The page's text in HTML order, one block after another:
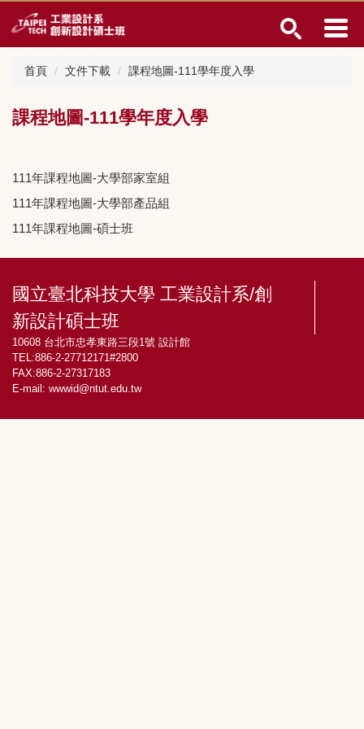
到
主
區
首頁 文件下載 課程地圖-111學年度入學
課程地圖-111學年度入學
111年課程地圖-大學部家室組
111年課程地圖-大學部產品組
111年課程地圖-碩士班
國立臺北科技大學 工業設計系/創
新設計碩士班
10608 台北市忠孝東路三段1號 設計館
TEL:886-2-27712171#2800
FAX:886-2-27317183
E-mail: wwwid@ntut.edu.tw